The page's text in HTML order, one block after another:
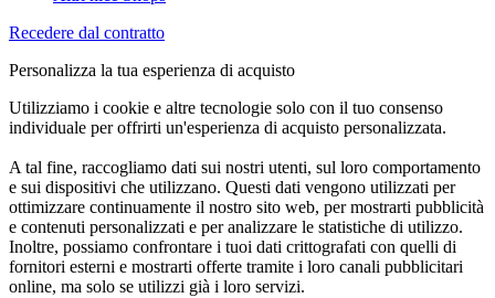
Recedere dal contratto
Personalizza la tua esperienza di acquisto
Utilizziamo i cookie e altre tecnologie solo con il tuo consenso
individuale per offrirti un'esperienza di acquisto personalizzata.
A tal fine, raccogliamo dati sui nostri utenti, sul loro comportamento
e sui dispositivi che utilizzano. Questi dati vengono utilizzati per
ottimizzare continuamente il nostro sito web, per mostrarti pubblicità
e contenuti personalizzati e per analizzare le statistiche di utilizzo.
Inoltre, possiamo confrontare i tuoi dati crittografati con quelli di
fornitori esterni e mostrarti offerte tramite i loro canali pubblicitari
online, ma solo se utilizzi già i loro servizi.